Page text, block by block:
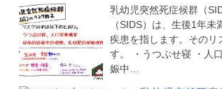
乳幼児突然死症候群（
（SIDS）は、生後1年
疾患を指します。そのリ
す。 ・うつぶせ寝 ・人
娠中…